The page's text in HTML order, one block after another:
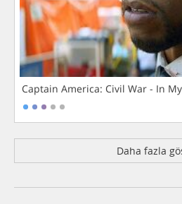
Captain America: Civil War - In
Daha fazla